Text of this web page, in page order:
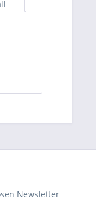
Newsletter